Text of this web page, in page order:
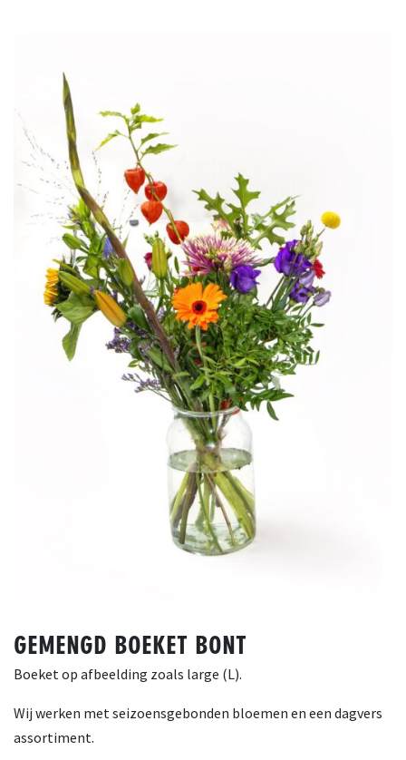
GEMENGD BOEKET BONT
Boeket op afbeelding zoals large (L).
Wij werken met seizoensgebonden bloemen en een dagvers
assortiment.